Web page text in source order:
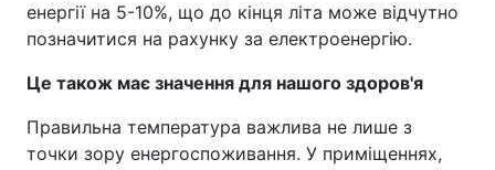
енергії на 5-10%, що до кінця літа може відчутно
позначитися на рахунку за електроенергію.
Це також має значення для нашого здоров'я
Правильна температура важлива не лише з
точки зору енергоспоживання. У приміщеннях,